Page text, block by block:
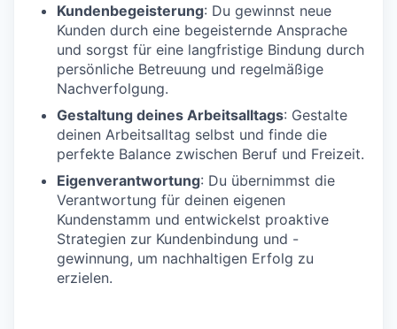
Kundenbegeisterung: Du gewinnst neue
Kunden durch eine begeisternde Ansprache
und sorgst für eine langfristige Bindung durch
persönliche Betreuung und regelmäßige
Nachverfolgung.
Gestaltung deines Arbeitsalltags: Gestalte
deinen Arbeitsalltag selbst und finde die
perfekte Balance zwischen Beruf und Freizeit.
Eigenverantwortung: Du übernimmst die
Verantwortung für deinen eigenen
Kundenstamm und entwickelst proaktive
Strategien zur Kundenbindung und -
gewinnung, um nachhaltigen Erfolg zu
erzielen.